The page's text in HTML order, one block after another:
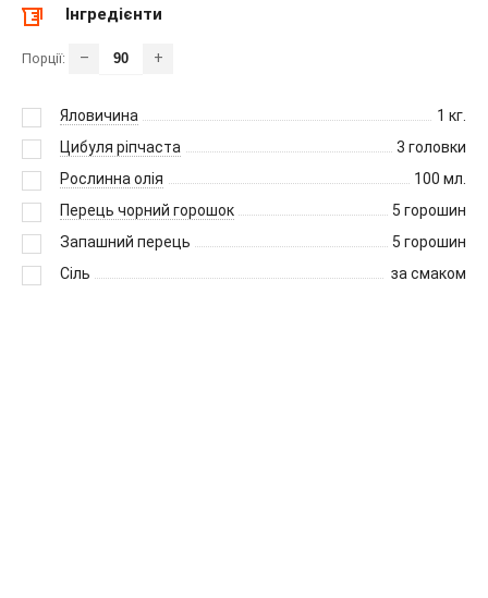
Інгредієнти
Порції: – +
Яловичина 1 кг.
Цибуля ріпчаста
3 головки
Рослинна олія
100 мл.
Перець чорний горошок
5 горошин
Запашний перець
5 горошин
Сіль
за смаком